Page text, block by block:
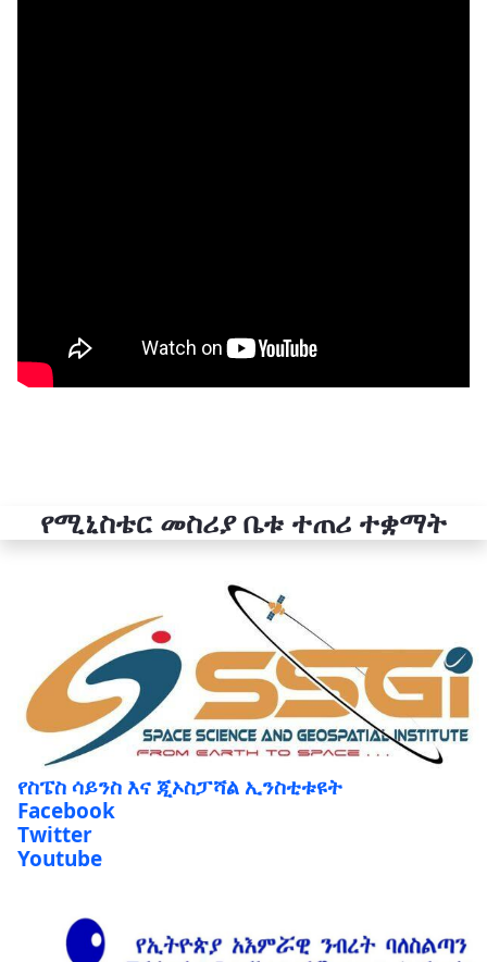
የሚኒስቴር መስሪያ ቤቱ ተጠሪ ተቋማት
የስፔስ ሳይንስ እና ጂኦስፓሻል ኢንስቲቱዩት
Facebook
Twitter
Youtube